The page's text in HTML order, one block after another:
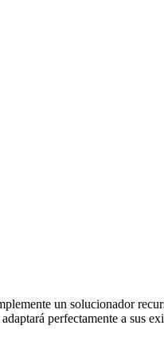
un solucionador
perfectamente a sus